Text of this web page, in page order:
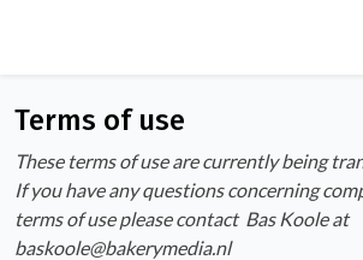
Terms of use
These terms of use are currently being
If you have any questions concerning
terms of use please contact Bas Koole at
baskoole@bakerymedia.nl